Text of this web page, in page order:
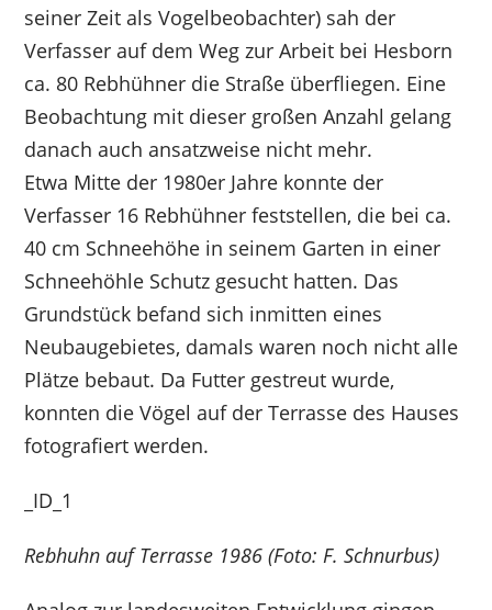
seiner Zeit als Vogelbeobachter) sah der
Verfasser auf dem Weg zur Arbeit bei Hesborn
ca. 80 Rebhühner die Straße überfliegen. Eine
Beobachtung mit dieser großen Anzahl gelang
danach auch ansatzweise nicht mehr.
Etwa Mitte der 1980er Jahre konnte der
Verfasser 16 Rebhühner feststellen, die bei ca.
40 cm Schneehöhe in seinem Garten in einer
Schneehöhle Schutz gesucht hatten. Das
Grundstück befand sich inmitten eines
Neubaugebietes, damals waren noch nicht alle
Plätze bebaut. Da Futter gestreut wurde,
konnten die Vögel auf der Terrasse des Hauses
fotografiert werden.
_ID_1
Rebhuhn auf Terrasse 1986 (Foto: F. Schnurbus)